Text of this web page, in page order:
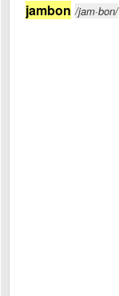
jambon /jam·bon/